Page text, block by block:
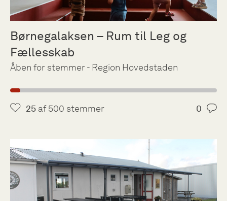
Børnegalaksen – Rum til Leg og
Fællesskab
Åben for stemmer - Region Hovedstaden
25af 500 stemmer 0